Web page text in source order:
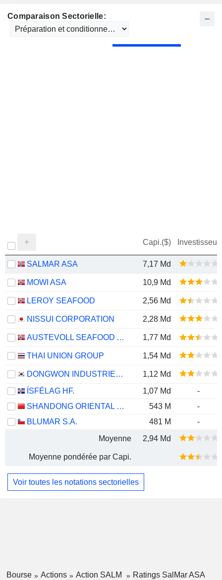
Comparaison Sectorielle:
Capi.($) Investisseur
SALMAR ASA 7,17 Md
MOWI ASA 10,9 Md
LEROY SEAFOOD 2,56 Md
NISSUI CORPORATION 2,28 Md
AUSTEVOLL SEAFOOD ASA 1,77 Md
THAI UNION GROUP 1,54 Md
DONGWON INDUSTRIES CO., LTD.
1,12 Md
ÍSFÉLAG HF.
1,07 Md
-
SHANDONG ORIENTAL OCEAN SCI-TECH CO., LTD.
543 M
-
BLUMAR S.A.
481 M
-
Moyenne
2,94 Md
Moyenne pondérée par Capi.
Voir toutes les notations sectorielles
Bourse Actions Action SALM Ratings SalMar ASA